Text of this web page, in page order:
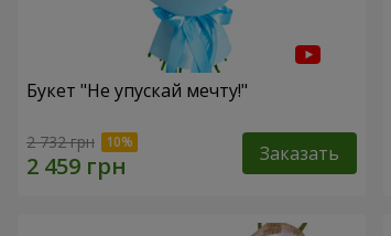
Букет "Не упускай мечту!"
2 732 грн Заказать